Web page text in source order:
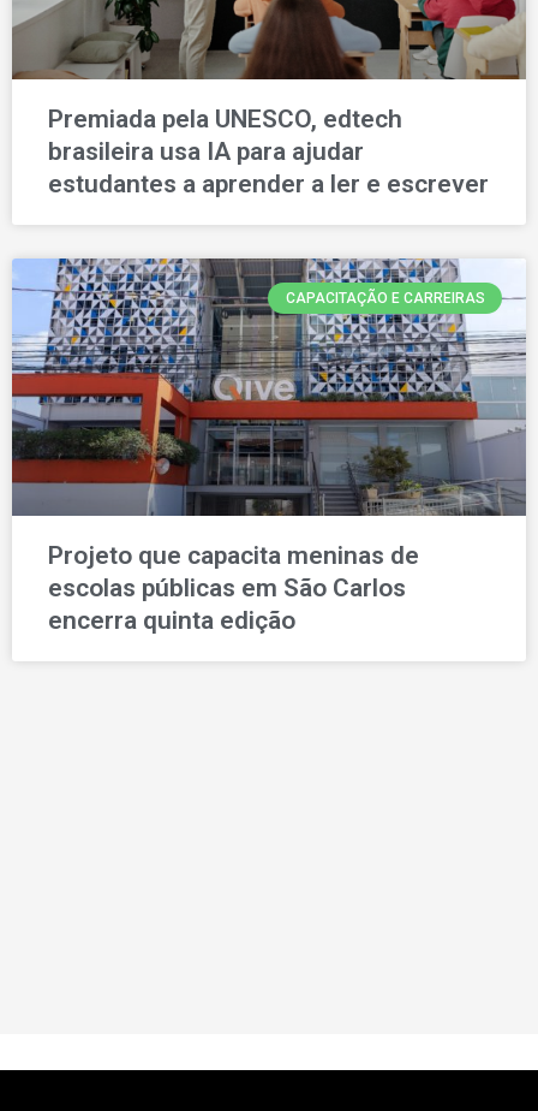
Premiada pela UNESCO, edtech
brasileira usa IA para ajudar
estudantes a aprender a ler e escrever
CAPACITAÇÃO E CARREIRAS
Projeto que capacita meninas de
escolas públicas em São Carlos
encerra quinta edição